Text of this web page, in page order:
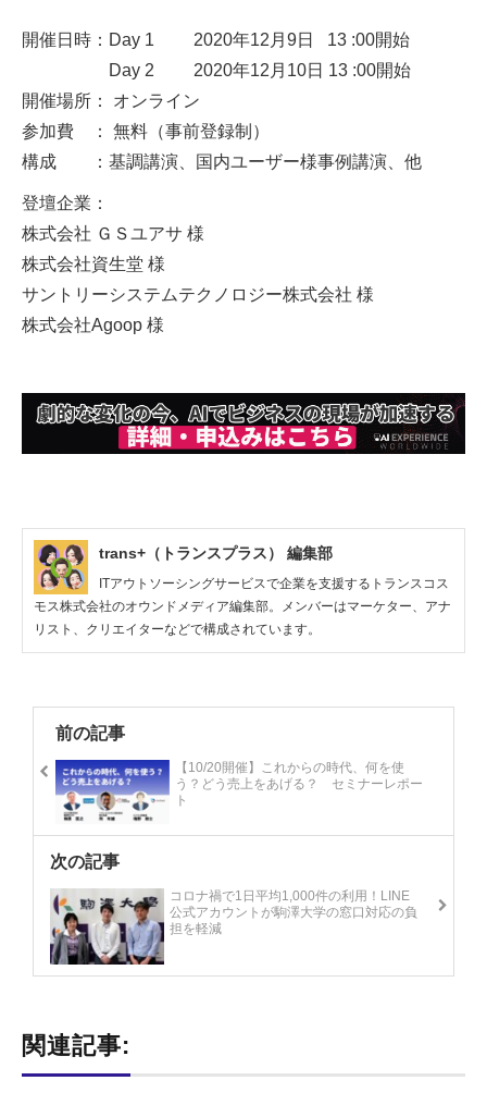
開催日時：Day 1 2020年12月9日 13 :00開始
Day 2 2020年12月10日 13 :00開始
開催場所： オンライン
参加費 ： 無料（事前登録制）
構成 ：基調講演、国内ユーザー様事例講演、他
登壇企業：
株式会社 ＧＳユアサ 様
株式会社資生堂 様
サントリーシステムテクノロジー株式会社 様
株式会社Agoop 様
trans+（トランスプラス） 編集部
ITアウトソーシングサービスで企業を支援するトランスコス
モス株式会社のオウンドメディア編集部。メンバーはマーケター、アナ
リスト、クリエイターなどで構成されています。
前の記事
【10/20開催】これからの時代、何を使
う？どう売上をあげる？ セミナーレポー
ト
次の記事
コロナ禍で1日平均1,000件の利用！LINE
公式アカウントが駒澤大学の窓口対応の負
担を軽減
関連記事: